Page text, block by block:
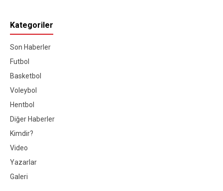
Kategoriler
Son Haberler
Futbol
Basketbol
Voleybol
Hentbol
Diğer Haberler
Kimdir?
Video
Yazarlar
Galeri